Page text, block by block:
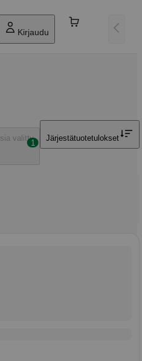
Kirjaudu
valittu
1
Järjestätuotetulokset